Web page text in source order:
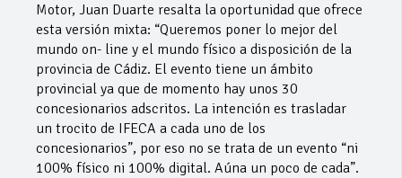
Motor, Juan Duarte resalta la oportunidad que ofrece
esta versión mixta: “Queremos poner lo mejor del
mundo on- line y el mundo físico a disposición de la
provincia de Cádiz. El evento tiene un ámbito
provincial ya que de momento hay unos 30
concesionarios adscritos. La intención es trasladar
un trocito de IFECA a cada uno de los
concesionarios”, por eso no se trata de un evento “ni
100% físico ni 100% digital. Aúna un poco de cada”.